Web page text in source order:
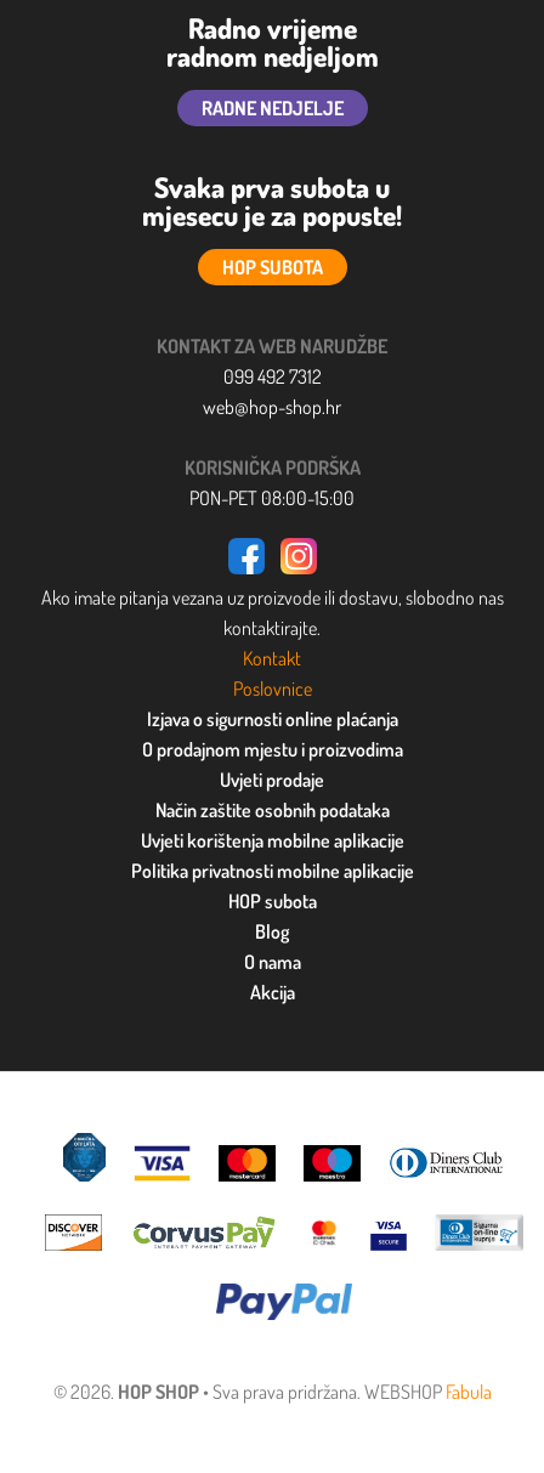
Radno vrijeme
radnom nedjeljom
RADNE NEDJELJE
Svaka prva subota u
mjesecu je za popuste!
HOP SUBOTA
KONTAKT ZA WEB NARUDŽBE
099 492 7312
web@hop-shop.hr
KORISNIČKA PODRŠKA
PON-PET 08:00-15:00
Ako imate pitanja vezana uz proizvode ili dostavu, slobodno nas
kontaktirajte.
Kontakt
Poslovnice
Izjava o sigurnosti online plaćanja
O prodajnom mjestu i proizvodima
Uvjeti prodaje
Način zaštite osobnih podataka
Uvjeti korištenja mobilne aplikacije
Politika privatnosti mobilne aplikacije
HOP subota
Blog
O nama
Akcija
© 2026. HOP SHOP• Sva prava pridržana. WEBSHOP Fabula